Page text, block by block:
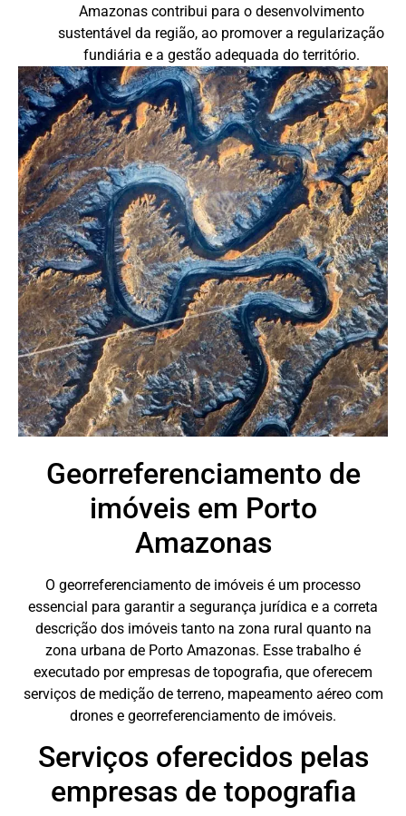
Amazonas contribui para o desenvolvimento
sustentável da região, ao promover a regularização
fundiária e a gestão adequada do território.
Georreferenciamento de
imóveis em Porto
Amazonas
O georreferenciamento de imóveis é um processo
essencial para garantir a segurança jurídica e a correta
descrição dos imóveis tanto na zona rural quanto na
zona urbana de Porto Amazonas. Esse trabalho é
executado por empresas de topografia, que oferecem
serviços de medição de terreno, mapeamento aéreo com
drones e georreferenciamento de imóveis.
Serviços oferecidos pelas
empresas de topografia